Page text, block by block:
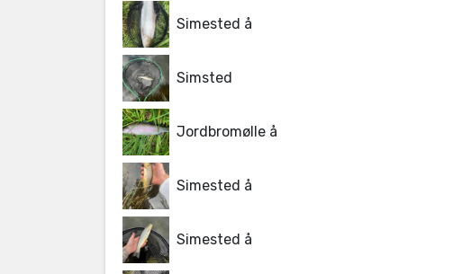
Simested å
Simsted
Jordbromølle å
Simested å
Simested å